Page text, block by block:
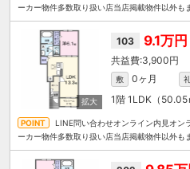
ーカー物件多数取り扱い店当店掲載物件以外も
103 9.1万円
3,900円
敷 0ヶ月
1階 1LDK（50.05
LINE問い合わせオンライン内見オン
ーカー物件多数取り扱い店当店掲載物件以外も